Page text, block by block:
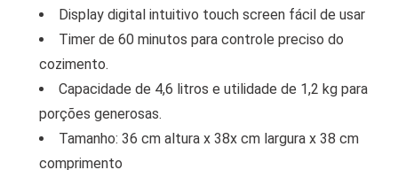
Display digital intuitivo touch screen fácil de usar
Timer de 60 minutos para controle preciso do
cozimento.
Capacidade de 4,6 litros e utilidade de 1,2 kg para
porções generosas.
Tamanho: 36 cm altura x 38x cm largura x 38 cm
comprimento